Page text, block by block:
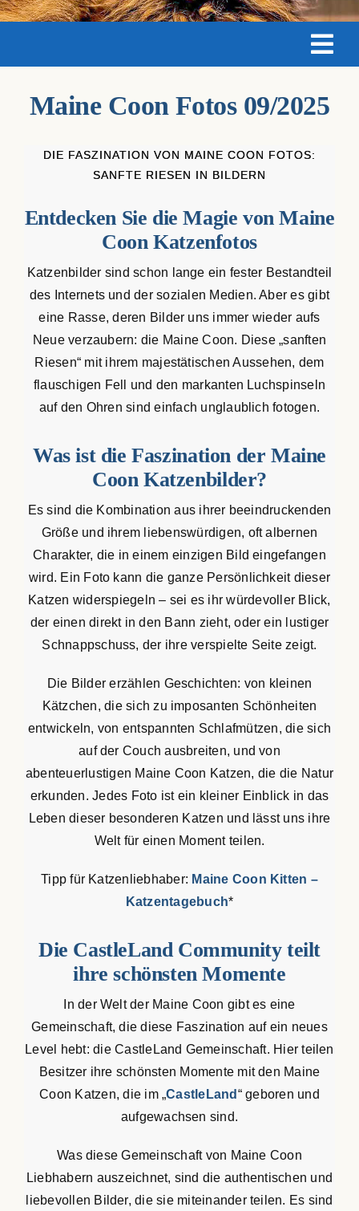
Maine Coon Kastraten
Katzenblog
Über uns
Suche
06/26
05/26
04/26
12/25
11/25
08/25
Maine Coon Fotos 09/2025
DIE FASZINATION VON MAINE COON FOTOS:
SANFTE RIESEN IN BILDERN
Entdecken Sie die Magie von Maine
Coon Katzenfotos
Katzenbilder sind schon lange ein fester Bestandteil
des Internets und der sozialen Medien. Aber es gibt
eine Rasse, deren Bilder uns immer wieder aufs
Neue verzaubern: die Maine Coon. Diese „sanften
Riesen“ mit ihrem majestätischen Aussehen, dem
flauschigen Fell und den markanten Luchspinseln
auf den Ohren sind einfach unglaublich fotogen.
Was ist die Faszination der Maine
Coon Katzenbilder?
Es sind die Kombination aus ihrer beeindruckenden
Größe und ihrem liebenswürdigen, oft albernen
Charakter, die in einem einzigen Bild eingefangen
wird. Ein Foto kann die ganze Persönlichkeit dieser
Katzen widerspiegeln – sei es ihr würdevoller Blick,
der einen direkt in den Bann zieht, oder ein lustiger
Schnappschuss, der ihre verspielte Seite zeigt.
Die Bilder erzählen Geschichten: von kleinen
Kätzchen, die sich zu imposanten Schönheiten
entwickeln, von entspannten Schlafmützen, die sich
auf der Couch ausbreiten, und von
abenteuerlustigen Maine Coon Katzen, die die Natur
erkunden. Jedes Foto ist ein kleiner Einblick in das
Leben dieser besonderen Katzen und lässt uns ihre
Welt für einen Moment teilen.
Tipp für Katzenliebhaber: Maine Coon Kitten –
Katzentagebuch*
Die CastleLand Community teilt
ihre schönsten Momente
In der Welt der Maine Coon gibt es eine
Gemeinschaft, die diese Faszination auf ein neues
Level hebt: die CastleLand Gemeinschaft. Hier teilen
Besitzer ihre schönsten Momente mit den Maine
Coon Katzen, die im „CastleLand “ geboren und
aufgewachsen sind.
Was diese Gemeinschaft von Maine Coon
Liebhabern auszeichnet, sind die authentischen und
liebevollen Bilder, die sie miteinander teilen. Es sind